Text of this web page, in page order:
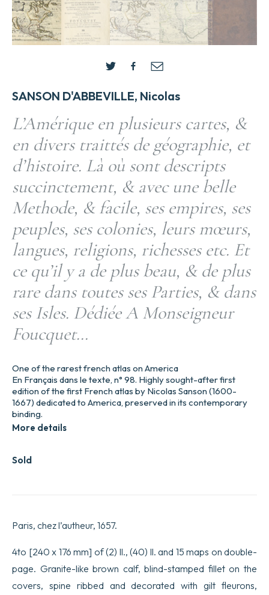
SANSON D'ABBEVILLE, Nicolas
L’Amérique en plusieurs cartes, &
en divers traittés de géographie, et
d’histoire. Là où sont descripts
succinctement, & avec une belle
Methode, & facile, ses empires, ses
peuples, ses colonies, leurs mœurs,
langues, religions, richesses etc. Et
ce qu’il y a de plus beau, & de plus
rare dans toutes ses Parties, & dans
ses Isles. Dédiée A Monseigneur
Foucquet…
Sold
One of the rarest french atlas on America
En Français dans le texte, n° 98. Highly sought-after first
edition of the first French atlas by Nicolas Sanson (1600-
1667) dedicated to America, preserved in its contemporary
binding.
More details
Paris, chez l’autheur, 1657.
4to [240 x 176 mm] of (2) ll., (40) ll. and 15 maps on double-
page. Granite-like brown calf, blind-stamped fillet on the
covers, spine ribbed and decorated with gilt fleurons,